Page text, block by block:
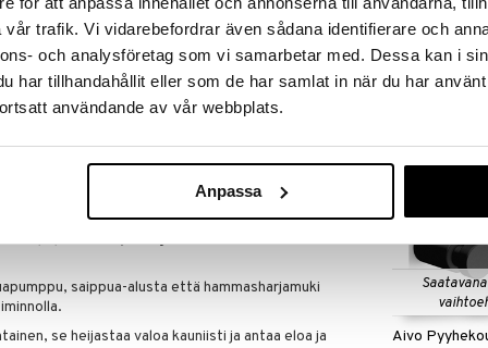
trafik. Vi vidarebefordrar även sådana identifierare och
och analysföretag som vi samarbetar med. Dessa kan i
har tillhandahållit eller som de har samlat in när du har
användande av vår webbplats.
Anpassa
ajan keskeinen ikoni Zonen kylpyhuonesarjassa.
materiaalissa.
ja vessoihin kaikkialla, missä toiminnallisuus ja
saippua-alusta että hammasharjamuki
se heijastaa valoa kauniisti ja antaa eloa ja
Eva Solo
annostelija
EVA SOLO
36,85 €
Aivo